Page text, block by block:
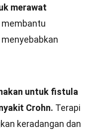
merawat
membantu
untuk fistula
Crohn. Terapi
keradangan dan